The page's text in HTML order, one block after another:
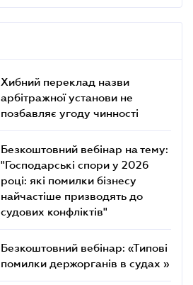
Хибний переклад назви
арбітражної установи не
позбавляє угоду чинності
Безкоштовний вебінар на тему:
"Господарські спори у 2026
році: які помилки бізнесу
найчастіше призводять до
судових конфліктів"
Безкоштовний вебінар: «Типові
помилки держорганів в судах »